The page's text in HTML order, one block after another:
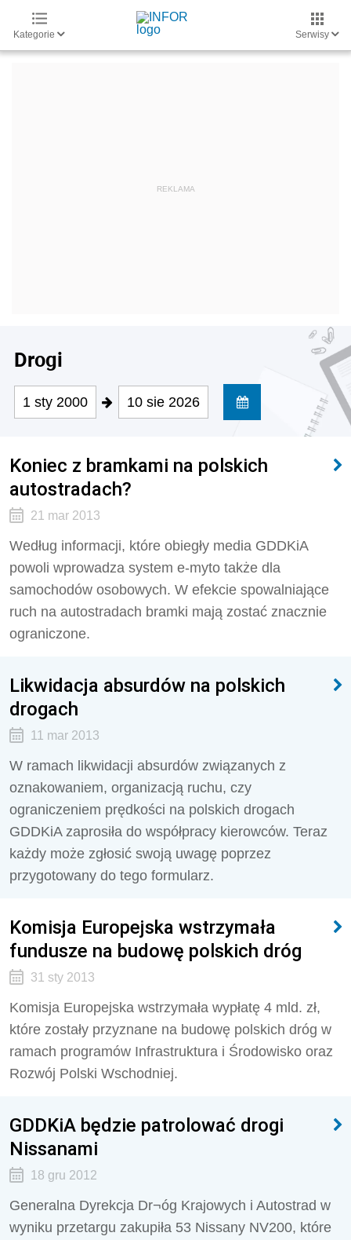
Kategorie Serwisy
Drogi
1 sty 2000 10 sie 2026
Koniec z bramkami na polskich
autostradach?
21 mar 2013
Według informacji, które obiegły media GDDKiA
powoli wprowadza system e-myto także dla
samochodów osobowych. W efekcie spowalniające
ruch na autostradach bramki mają zostać znacznie
ograniczone.
Likwidacja absurdów na polskich
drogach
11 mar 2013
W ramach likwidacji absurdów związanych z
oznakowaniem, organizacją ruchu, czy
ograniczeniem prędkości na polskich drogach
GDDKiA zaprosiła do współpracy kierowców. Teraz
każdy może zgłosić swoją uwagę poprzez
przygotowany do tego formularz.
Komisja Europejska wstrzymała
fundusze na budowę polskich dróg
31 sty 2013
Komisja Europejska wstrzymała wypłatę 4 mld. zł,
które zostały przyznane na budowę polskich dróg w
ramach programów Infrastruktura i Środowisko oraz
Rozwój Polski Wschodniej.
GDDKiA będzie patrolować drogi
Nissanami
18 gru 2012
Generalna Dyrekcja Dr¬óg Krajowych i Autostrad w
wyniku przetargu zakupiła 53 Nissany NV200, które